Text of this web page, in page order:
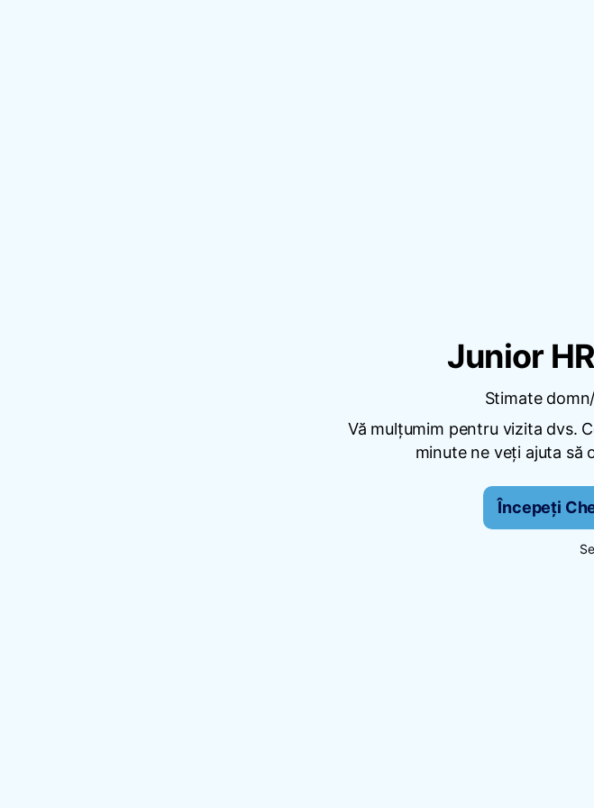
Junior
Stimate
Vă mulțumim pentru vizita dvs.
minute ne veți ajuta să
Începeți